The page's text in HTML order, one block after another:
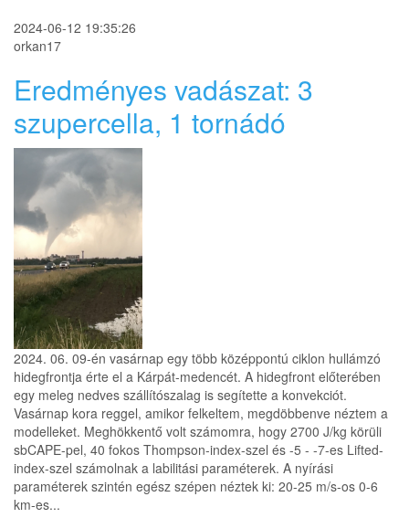
2024-06-12 19:35:26
orkan17
Eredményes vadászat: 3
szupercella, 1 tornádó
2024. 06. 09-én vasárnap egy több középpontú ciklon hullámzó
hidegfrontja érte el a Kárpát-medencét. A hidegfront előterében
egy meleg nedves szállítószalag is segítette a konvekciót.
Vasárnap kora reggel, amikor felkeltem, megdöbbenve néztem a
modelleket. Meghökkentő volt számomra, hogy 2700 J/kg körüli
sbCAPE-pel, 40 fokos Thompson-index-szel és -5 - -7-es Lifted-
index-szel számolnak a labilitási paraméterek. A nyírási
paraméterek szintén egész szépen néztek ki: 20-25 m/s-os 0-6
km-es...